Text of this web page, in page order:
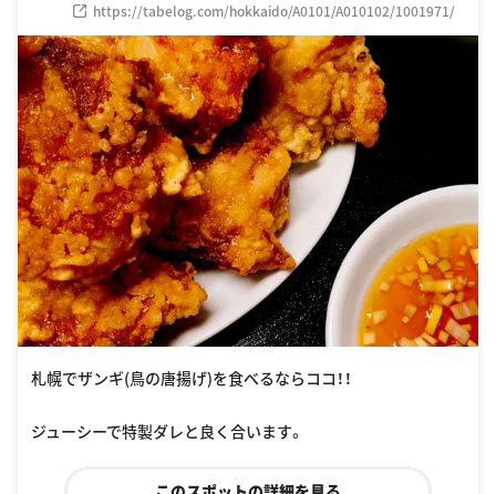
https://tabelog.com/hokkaido/A0101/A010102/1001971/
札幌でザンギ(鳥の唐揚げ)を食べるならココ！！
ジューシーで特製ダレと良く合います。